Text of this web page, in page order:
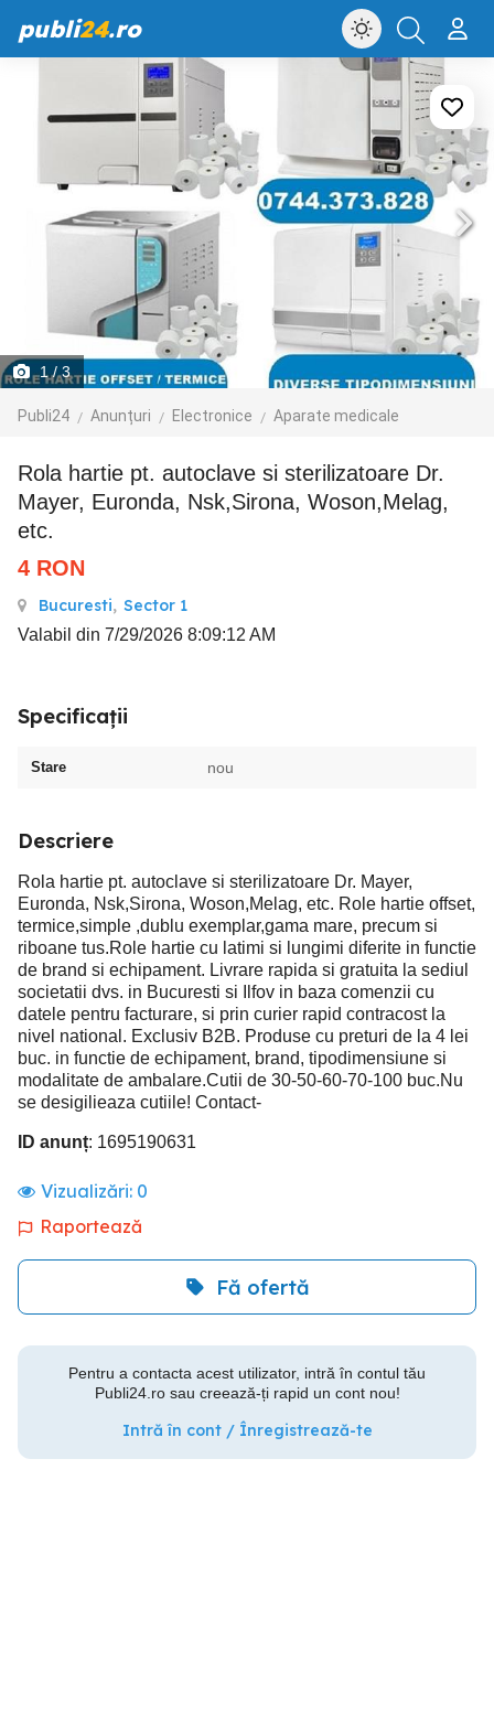
publi24.ro
1/ 3
Publi24 Anunțuri Electronice Aparate medicale
Rola hartie pt. autoclave si sterilizatoare Dr.
Mayer, Euronda, Nsk,Sirona, Woson,Melag,
etc.
4 RON
Bucuresti, Sector 1
Valabil din 7/29/2026 8:09:12 AM
Specificații
Stare nou
Descriere
Rola hartie pt. autoclave si sterilizatoare Dr. Mayer,
Euronda, Nsk,Sirona, Woson,Melag, etc. Role hartie offset,
termice,simple ,dublu exemplar,gama mare, precum si
riboane tus.Role hartie cu latimi si lungimi diferite in functie
de brand si echipament. Livrare rapida si gratuita la sediul
societatii dvs. in Bucuresti si Ilfov in baza comenzii cu
datele pentru facturare, si prin curier rapid contracost la
nivel national. Exclusiv B2B. Produse cu preturi de la 4 lei
buc. in functie de echipament, brand, tipodimensiune si
modalitate de ambalare.Cutii de 30-50-60-70-100 buc.Nu
se desigilieaza cutiile! Contact-
ID anunț: 1695190631
Vizualizări: 0
Raportează
Fă ofertă
Pentru a contacta acest utilizator, intră în contul tău
Publi24.ro sau creează-ți rapid un cont nou!
Intră în cont / Înregistrează-te